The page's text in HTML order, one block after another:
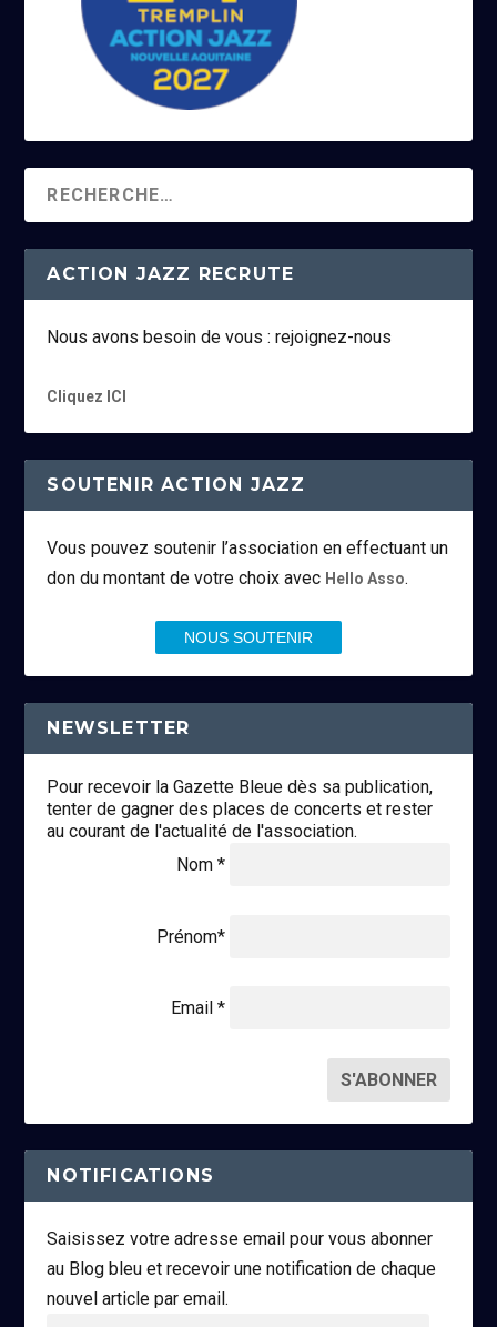
ACTION JAZZ RECRUTE
Nous avons besoin de vous : rejoignez-nous
Cliquez ICI
SOUTENIR ACTION JAZZ
Vous pouvez soutenir l’association en effectuant un
don du montant de votre choix avec Hello Asso.
NOUS SOUTENIR
NEWSLETTER
Pour recevoir la Gazette Bleue dès sa publication,
tenter de gagner des places de concerts et rester
au courant de l'actualité de l'association.
Nom *
Prénom*
Email *
NOTIFICATIONS
Saisissez votre adresse email pour vous abonner
au Blog bleu et recevoir une notification de chaque
nouvel article par email.